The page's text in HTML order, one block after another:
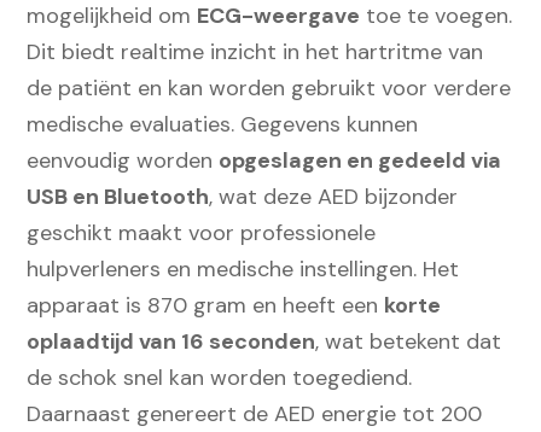
mogelijkheid om ECG-weergave toe te voegen.
Dit biedt realtime inzicht in het hartritme van
de patiënt en kan worden gebruikt voor verdere
medische evaluaties. Gegevens kunnen
eenvoudig worden opgeslagen en gedeeld via
USB en Bluetooth, wat deze AED bijzonder
geschikt maakt voor professionele
hulpverleners en medische instellingen. Het
apparaat is 870 gram en heeft een korte
oplaadtijd van 16 seconden, wat betekent dat
de schok snel kan worden toegediend.
Daarnaast genereert de AED energie tot 200